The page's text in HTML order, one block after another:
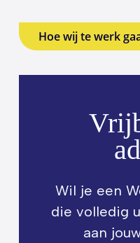
Hoe wij te werk
Wil je een
die volledig
aan